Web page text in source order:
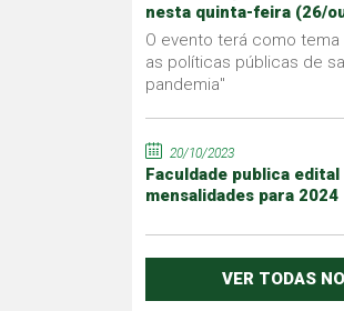
nesta quinta-feira (26/
O evento terá como tema
as políticas públicas de
pandemia"
20/10/2023
Faculdade publica edital
mensalidades para 2024
VER TODAS